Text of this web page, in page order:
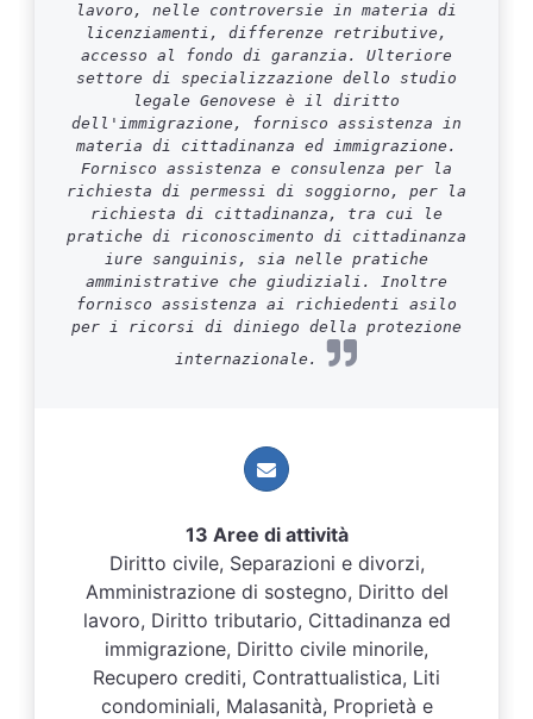
lavoro, nelle controversie in materia di
licenziamenti, differenze retributive,
accesso al fondo di garanzia. Ulteriore
settore di specializzazione dello studio
legale Genovese è il diritto
dell'immigrazione, fornisco assistenza in
materia di cittadinanza ed immigrazione.
Fornisco assistenza e consulenza per la
richiesta di permessi di soggiorno, per la
richiesta di cittadinanza, tra cui le
pratiche di riconoscimento di cittadinanza
iure sanguinis, sia nelle pratiche
amministrative che giudiziali. Inoltre
fornisco assistenza ai richiedenti asilo
per i ricorsi di diniego della protezione
internazionale.
13 Aree di attività
Diritto civile, Separazioni e divorzi,
Amministrazione di sostegno, Diritto del
lavoro, Diritto tributario, Cittadinanza ed
immigrazione, Diritto civile minorile,
Recupero crediti, Contrattualistica, Liti
condominiali, Malasanità, Proprietà e